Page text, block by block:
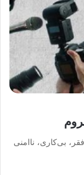
بی‌کاری، ناامنی